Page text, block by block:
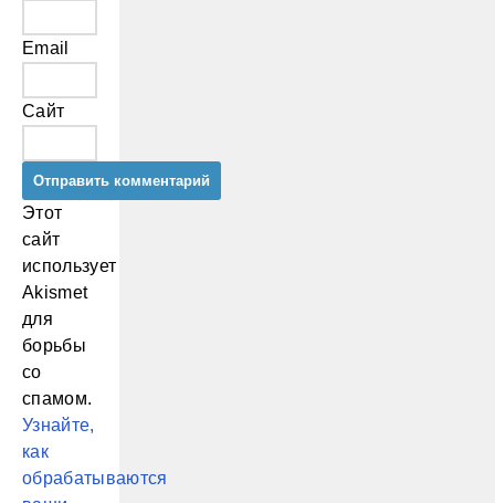
Email
Сайт
Этот
сайт
использует
Akismet
для
борьбы
со
спамом.
Узнайте,
как
обрабатываются